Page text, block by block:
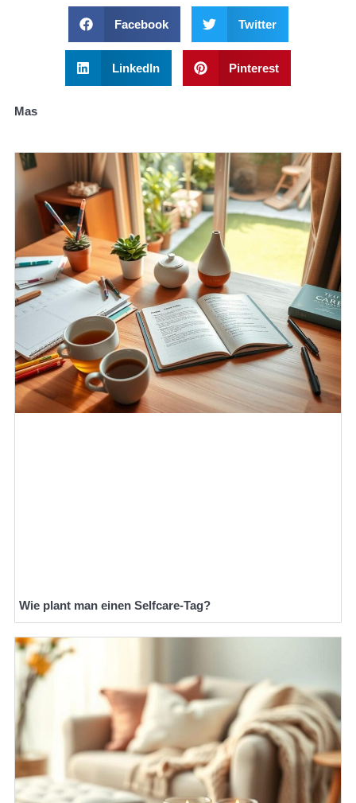
Facebook Twitter
LinkedIn Pinterest
Mas
Wie plant man einen Selfcare-Tag?